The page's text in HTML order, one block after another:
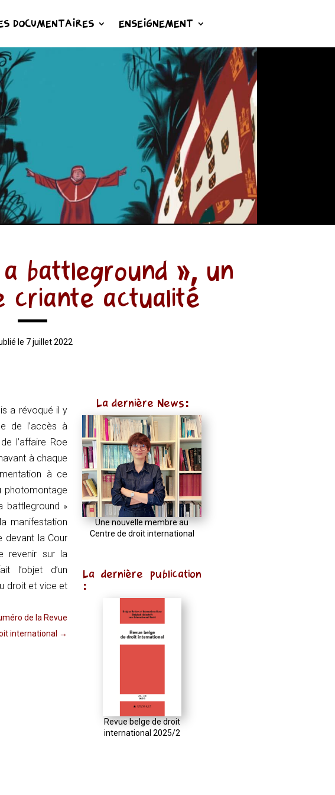
DOCUMENTAIRES ENSEIGNEMENT
battleground », un
criante actualité
le 7 juillet 2022
a révoqué il y
de l’accès à
l’affaire Roe
à chaque
à ce
photomontage
battleground »
manifestation
devant la Cour
revenir sur la
l’objet d’un
droit et vice et
de la Revue
international →
La dernière News:
Une nouvelle membre au
Centre de droit international
La dernière publication
:
Revue belge de droit
international 2025/2